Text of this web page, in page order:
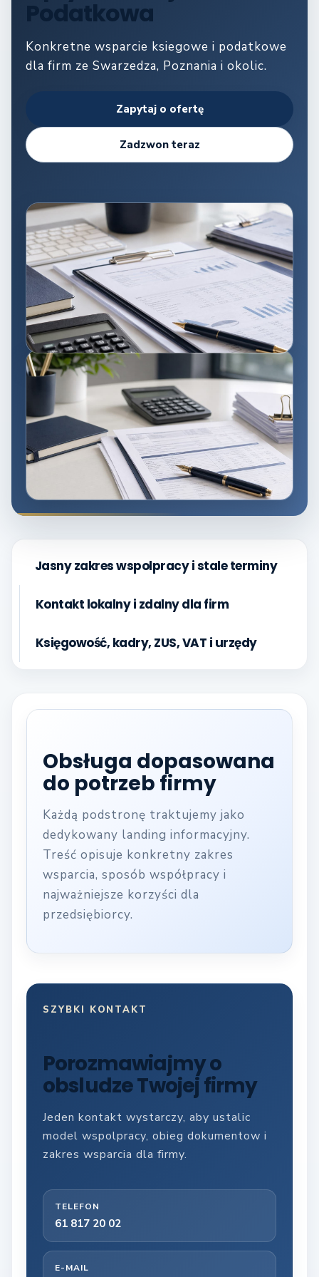
Podatkowa
Konkretne wsparcie ksiegowe i podatkowe
dla firm ze Swarzedza, Poznania i okolic.
Zapytaj o ofertę
Zadzwon teraz
Jasny zakres wspolpracy i stale terminy
Kontakt lokalny i zdalny dla firm
Księgowość, kadry, ZUS, VAT i urzędy
Obsługa dopasowana
do potrzeb firmy
Każdą podstronę traktujemy jako
dedykowany landing informacyjny.
Treść opisuje konkretny zakres
wsparcia, sposób współpracy i
najważniejsze korzyści dla
przedsiębiorcy.
SZYBKI KONTAKT
Porozmawiajmy o
obsludze Twojej firmy
Jeden kontakt wystarczy, aby ustalic
model wspolpracy, obieg dokumentow i
zakres wsparcia dla firmy.
TELEFON
61 817 20 02
E-MAIL